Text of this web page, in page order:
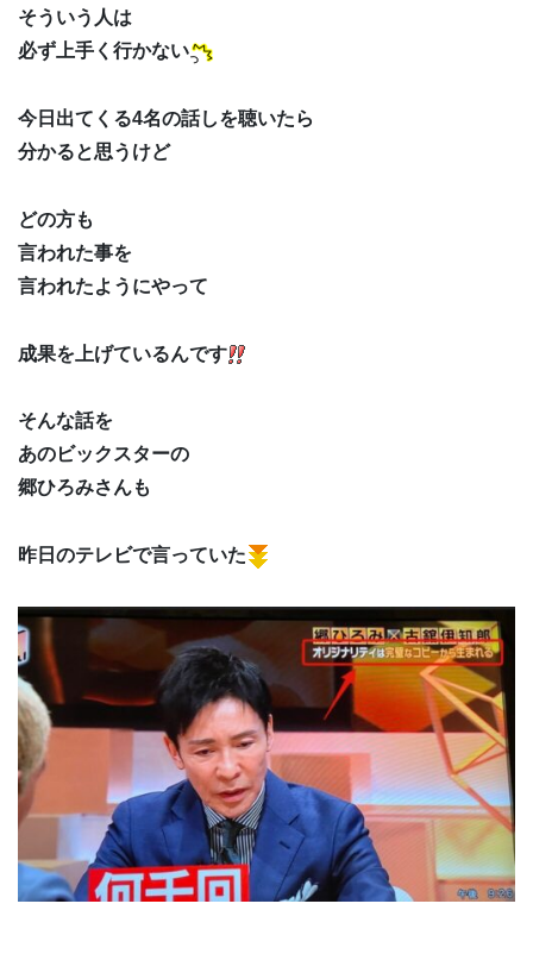
そういう人は
必ず上手く行かない
今日出てくる4名の話しを聴いたら
分かると思うけど
どの方も
言われた事を
言われたようにやって
成果を上げているんです
そんな話を
あのビックスターの
郷ひろみさんも
昨日のテレビで言っていた